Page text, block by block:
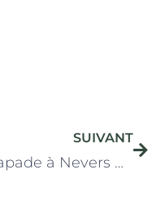
SUIVANT
Escapade à Nevers 🚗 : 5 idées de sorties proches de votre gîte